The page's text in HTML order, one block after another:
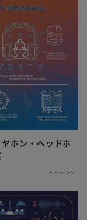
ホン・ヘッドホ
ヘミシンク